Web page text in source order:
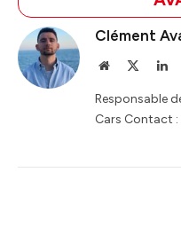
Clément
Website
Responsable
Cars Contact